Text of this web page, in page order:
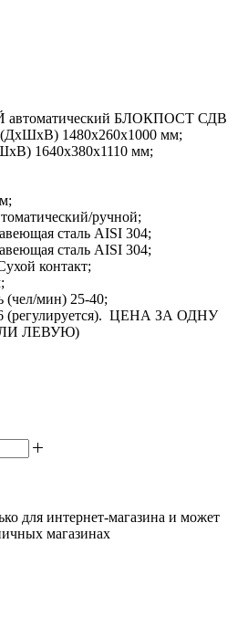
БЛОКПОСТ СДВ
1480х260х1000 мм;
1640х380х1110 мм;
ручной;
сталь AISI 304;
сталь AISI 304;
контакт;
(чел/мин) 25-40;
(регулируется). ЦЕНА ЗА ОДНУ
ЛЕВУЮ)
для интернет-магазина и может
магазинах